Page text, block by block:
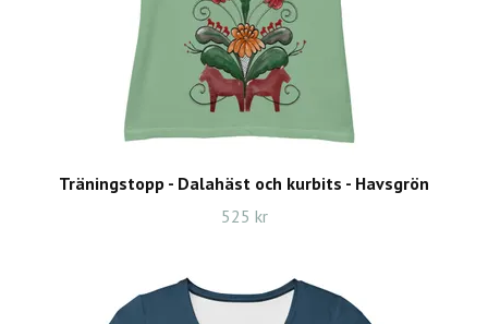
Träningstopp - Dalahäst och kurbits - Havsgrön
525 kr